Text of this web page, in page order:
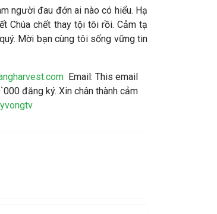
người đau đớn ai nào có hiểu. Hạ
Chúa chết thay tội tôi rồi. Cảm tạ
Mời bạn cùng tôi sống vững tin
Email: This email
đăng ký. Xin chân thành cảm